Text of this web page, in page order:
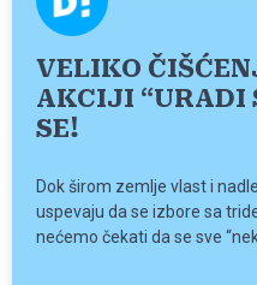
VELIKO
AKCIJI “URADI
SE!
Dok širom zemlje vlast i
uspevaju da se izbore sa
nećemo čekati da se sve